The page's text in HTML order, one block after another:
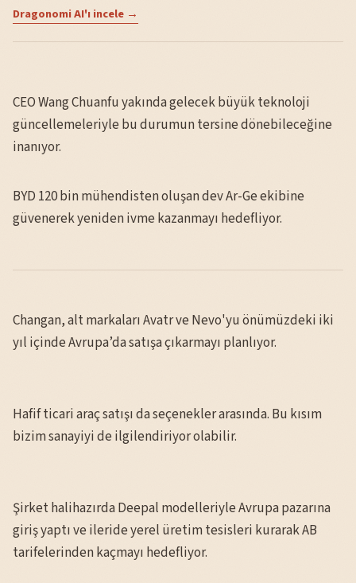
Dragonomi AI'ı incele →
CEO Wang Chuanfu yakında gelecek büyük teknoloji
güncellemeleriyle bu durumun tersine dönebileceğine
inanıyor.
BYD 120 bin mühendisten oluşan dev Ar-Ge ekibine
güvenerek yeniden ivme kazanmayı hedefliyor.
Changan, alt markaları Avatr ve Nevo'yu önümüzdeki iki
yıl içinde Avrupa’da satışa çıkarmayı planlıyor.
Hafif ticari araç satışı da seçenekler arasında. Bu kısım
bizim sanayiyi de ilgilendiriyor olabilir.
Şirket halihazırda Deepal modelleriyle Avrupa pazarına
giriş yaptı ve ileride yerel üretim tesisleri kurarak AB
tarifelerinden kaçmayı hedefliyor.